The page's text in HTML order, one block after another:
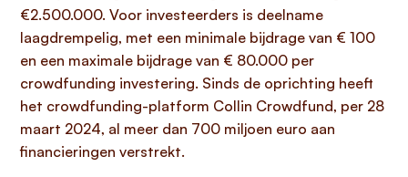
€2.500.000. Voor investeerders is deelname
laagdrempelig, met een minimale bijdrage van € 100
en een maximale bijdrage van € 80.000 per
crowdfunding investering. Sinds de oprichting heeft
het crowdfunding-platform Collin Crowdfund, per 28
maart 2024, al meer dan 700 miljoen euro aan
financieringen verstrekt.